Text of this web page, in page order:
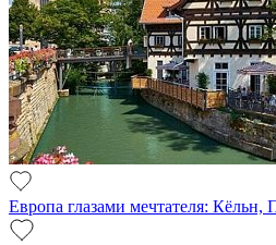
Европа глазами мечтателя: